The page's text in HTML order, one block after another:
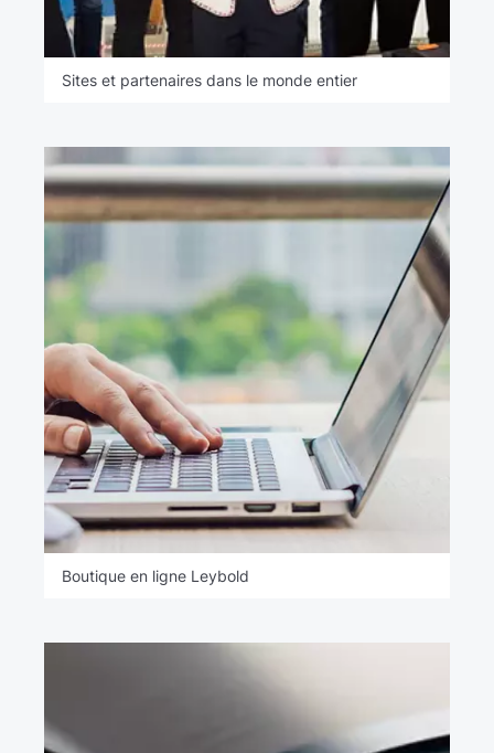
Sites et partenaires dans le monde entier
Boutique en ligne Leybold